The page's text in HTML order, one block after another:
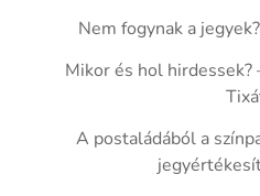
Nem fogynak a
Mikor és hol
A postaládából a